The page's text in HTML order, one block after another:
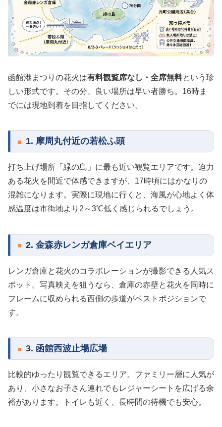
函館港まつりの花火は有料観覧席なし・全席無料という珍
しい形式です。その分、良い場所は早い者勝ち。16時ま
でには現地到着を目指してください。
1. 摩周丸付近の若松ふ頭
打ち上げ場所「緑の島」に最も近い観覧エリアです。迫力
ある花火を間近で体感できますが、17時頃にはかなりの
混雑になります。実際に現地に行くと、海風が心地よく体
感温度は市街地より2～3℃低く感じられるでしょう。
2. 金森赤レンガ倉庫ベイエリア
レンガ倉庫と花火のコラボレーションが撮影できる人気ス
ポット。写真映えを狙うなら、倉庫の赤壁と花火を同時に
フレームに収められる西側の歩道がベストポジションで
す。
3. 函館西波止場広場
比較的ゆったり観覧できるエリア。ファミリー層に人気が
あり、小さなお子さん連れでもレジャーシートを広げる余
裕があります。トイレも近く、長時間の待機でも安心。